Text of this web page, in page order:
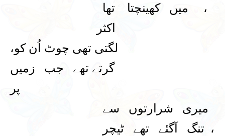
، میں کھینچتا تھا
اکثر
لگتی تھی چوٹ اُن کو،
گرتے تھے جب زمیں
پر
میری شرارتوں سے
، تنگ آگئے تھے ٹیچر